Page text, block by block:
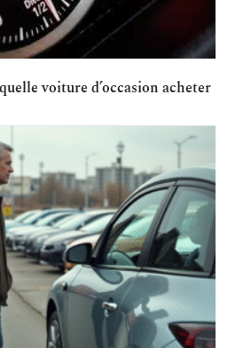
voiture d’occasion acheter